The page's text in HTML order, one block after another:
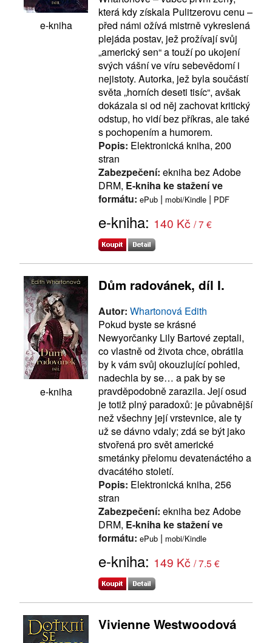
e-kniha
která kdy získala Pulitzerovu cenu –
před námi ožívá mistrně vykreslená
plejáda postav, jež prožívají svůj
„americký sen“ a touží po ukojení
svých vášní ve víru sebevědomí i
nejistoty. Autorka, jež byla součástí
světa „horních deseti tisíc“, avšak
dokázala si od něj zachovat kritický
odstup, ho vidí bez příkras, ale také
s pochopením a humorem.
Popis: Elektronická kniha, 200
stran
Zabezpečení: ekniha bez Adobe
DRM, E-kniha ke stažení ve
formátu: ePub | mobi/Kindle | PDF
e-kniha: 140 Kč / 7 €
e-kniha
Dům radovánek, díl I.
Autor: Whartonová Edith
Pokud byste se krásné
Newyorčanky Lily Bartové zeptali,
co vlastně od života chce, obrátila
by k vám svůj okouzlující pohled,
nadechla by se… a pak by se
pravděpodobně zarazila. Její osud
je totiž plný paradoxů: je půvabnější
než všechny její vrstevnice, ale ty
už se dávno vdaly; zdá se být jako
stvořená pro svět americké
smetánky přelomu devatenáctého a
dvacátého století.
Popis: Elektronická kniha, 256
stran
Zabezpečení: ekniha bez Adobe
DRM, E-kniha ke stažení ve
formátu: ePub | mobi/Kindle
e-kniha: 149 Kč / 7.5 €
Vivienne Westwoodová